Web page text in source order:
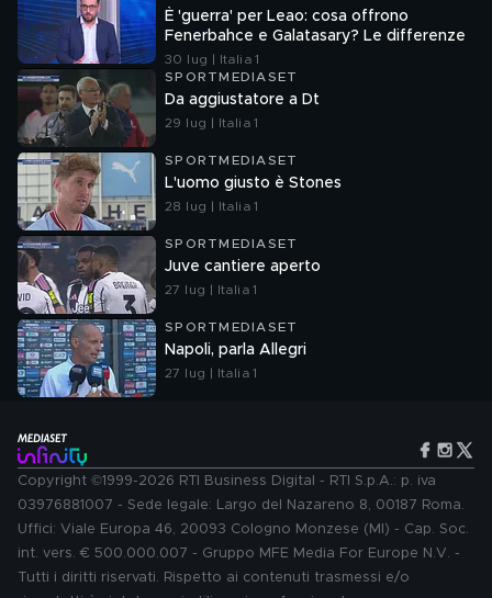
È 'guerra' per Leao: cosa offrono
Fenerbahce e Galatasary? Le differenze
30 lug | Italia 1
SPORTMEDIASET
Da aggiustatore a Dt
29 lug | Italia 1
SPORTMEDIASET
L'uomo giusto è Stones
28 lug | Italia 1
SPORTMEDIASET
Juve cantiere aperto
27 lug | Italia 1
SPORTMEDIASET
Napoli, parla Allegri
27 lug | Italia 1
Copyright ©1999-2026 RTI Business Digital - RTI S.p.A.: p. iva
03976881007 - Sede legale: Largo del Nazareno 8, 00187 Roma.
Uffici: Viale Europa 46, 20093 Cologno Monzese (MI) - Cap. Soc.
int. vers. € 500.000.007 - Gruppo MFE Media For Europe N.V. -
Tutti i diritti riservati. Rispetto ai contenuti trasmessi e/o